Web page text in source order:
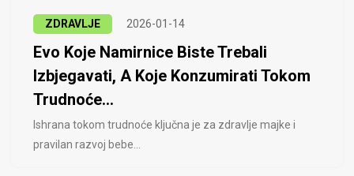
ZDRAVLJE 2026-01-14
Evo Koje Namirnice Biste Trebali
Izbjegavati, A Koje Konzumirati Tokom
Trudnoće...
Ishrana tokom trudnoće ključna je za zdravlje majke i
pravilan razvoj bebe...